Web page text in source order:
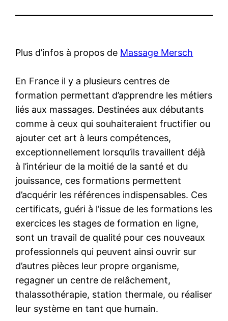
Plus d’infos à propos de Massage Mersch
En France il y a plusieurs centres de
formation permettant d’apprendre les métiers
liés aux massages. Destinées aux débutants
comme à ceux qui souhaiteraient fructifier ou
ajouter cet art à leurs compétences,
exceptionnellement lorsqu’ils travaillent déjà
à l’intérieur de la moitié de la santé et du
jouissance, ces formations permettent
d’acquérir les références indispensables. Ces
certificats, guéri à l’issue de les formations les
exercices les stages de formation en ligne,
sont un travail de qualité pour ces nouveaux
professionnels qui peuvent ainsi ouvrir sur
d’autres pièces leur propre organisme,
regagner un centre de relâchement,
thalassothérapie, station thermale, ou réaliser
leur système en tant que humain.